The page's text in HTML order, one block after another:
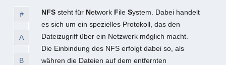
#
A
B
NFSsteht für Network File System. Dabei handelt
es sich um ein spezielles Protokoll, das den
Dateizugriff über ein Netzwerk möglich macht.
Die Einbindung des NFS erfolgt dabei so, als
währen die Dateien auf dem entfernten